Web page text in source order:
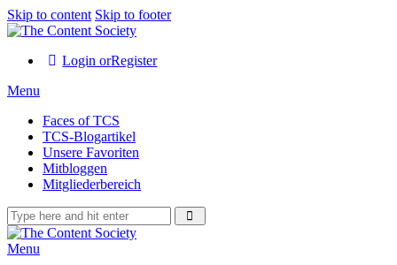
Skip to content Skip to footer
Login orRegister
Menu
Faces of TCS
TCS-Blogartikel
Unsere Favoriten
Mitbloggen
Mitgliederbereich
Menu